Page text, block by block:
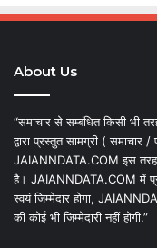
About Us
“समाचार से सम्बंधित किसी भी
द्वारा प्रस्तुत सामग्री ( समाचार
JAIANNDATA.COM इस तरह
है। JAIANNDATA.COM में
स्वयं जिम्मेदार होगा,
की कोई भी जिम्मेदारी नहीं होगी.”